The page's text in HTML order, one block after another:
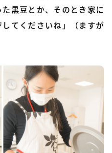
黒豆とか、そのとき家に
てくださいね」（ますが